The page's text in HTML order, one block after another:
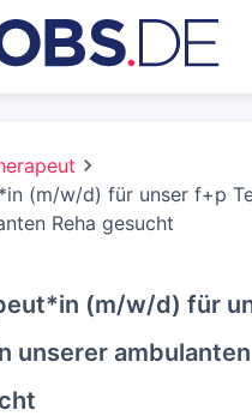
(m/w/d) für unser f+p
Reha gesucht
(m/w/d) für
unserer ambulanten